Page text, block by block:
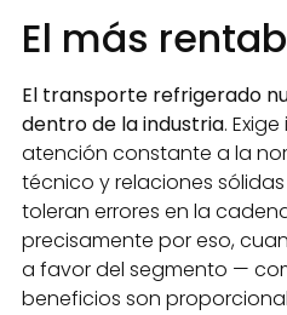
El más
El transporte refrigerado
dentro de la industria.
atención constante a la
técnico y relaciones
toleran errores en la
precisamente por eso,
a favor del segmento —
beneficios son